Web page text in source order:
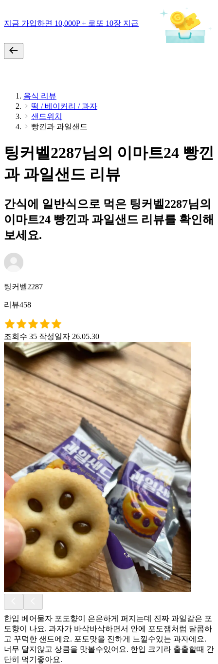
지금 가입하면 10,000P + 로또 10장 지급
음식 리뷰
떡 / 베이커리 / 과자
샌드위치
빵낀과 과일샌드
팅커벨2287님의 이마트24 빵낀
과 과일샌드 리뷰
간식에 일반식으로 먹은 팅커벨2287님의
이마트24 빵낀과 과일샌드 리뷰를 확인해
보세요.
팅커벨2287
리뷰458
조회수 35 작성일자 26.05.30
한입 베어물자 포도향이 은은하게 퍼지는데 진짜 과일같은 포
도향이 나요. 과자가 바삭바삭하면서 안에 포도잼처럼 달콤하
고 꾸덕한 샌드에요. 포도맛을 진하게 느낄수있는 과자에요.
너무 달지않고 상큼을 맛볼수있어요. 한입 크기라 출출할때 간
단히 먹기좋아요.